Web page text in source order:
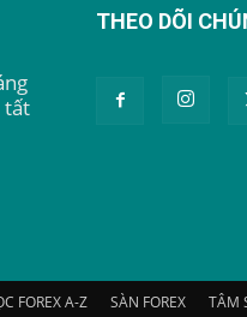
tất
THEO DÕI
FOREX A-Z SÀN FOREX TÂM